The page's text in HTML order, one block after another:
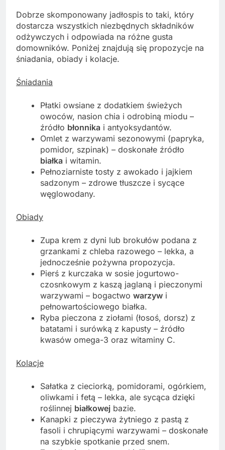
Dobrze skomponowany jadłospis to taki, który
dostarcza wszystkich niezbędnych składników
odżywczych i odpowiada na różne gusta
domowników. Poniżej znajdują się propozycje na
śniadania, obiady i kolacje.
Śniadania
Płatki owsiane z dodatkiem świeżych
owoców, nasion chia i odrobiną miodu –
źródło błonnika i antyoksydantów.
Omlet z warzywami sezonowymi (papryka,
pomidor, szpinak) – doskonałe źródło
białka i witamin.
Pełnoziarniste tosty z awokado i jajkiem
sadzonym – zdrowe tłuszcze i sycące
węglowodany.
Obiady
Zupa krem z dyni lub brokułów podana z
grzankami z chleba razowego – lekka, a
jednocześnie pożywna propozycja.
Pierś z kurczaka w sosie jogurtowo-
czosnkowym z kaszą jaglaną i pieczonymi
warzywami – bogactwo warzyw i
pełnowartościowego białka.
Ryba pieczona z ziołami (łosoś, dorsz) z
batatami i surówką z kapusty – źródło
kwasów omega-3 oraz witaminy C.
Kolacje
Sałatka z cieciorką, pomidorami, ogórkiem,
oliwkami i fetą – lekka, ale sycąca dzięki
roślinnej białkowej bazie.
Kanapki z pieczywa żytniego z pastą z
fasoli i chrupiącymi warzywami – doskonałe
na szybkie spotkanie przed snem.